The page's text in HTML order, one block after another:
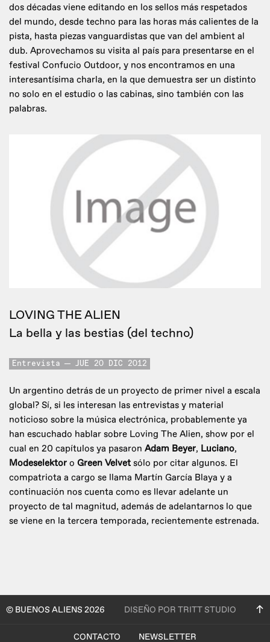
dos décadas viene editando en los sellos más respetados
del mundo, desde techno para las horas más calientes de la
pista, hasta piezas vanguardistas que van del ambient al
dub. Aprovechamos su visita al país para presentarse en el
festival Confucio Outdoor, y nos encontramos en una
interesantísima charla, en la que demuestra ser un distinto
no solo en el estudio o las cabinas, sino también con las
palabras.
LOVING THE ALIEN
La bella y las bestias (del techno)
Entrevista JUE 20 DIC 2012
Un argentino detrás de un proyecto de primer nivel a escala
global? Sí, si les interesan las entrevistas y material
noticioso sobre la música electrónica, probablemente ya
han escuchado hablar sobre Loving The Alien, show por el
cual en 20 capítulos ya pasaron Adam Beyer, Luciano,
Modeselektor o Green Velvet sólo por citar algunos. El
compatriota a cargo se llama Martín García Blaya y a
continuación nos cuenta como es llevar adelante un
proyecto de tal magnitud, además de adelantarnos lo que
se viene en la tercera temporada, recientemente estrenada.
© BUENOS ALIENS 2026 DISEÑO POR TRITT STUDIO
CONTACTO NEWSLETTER